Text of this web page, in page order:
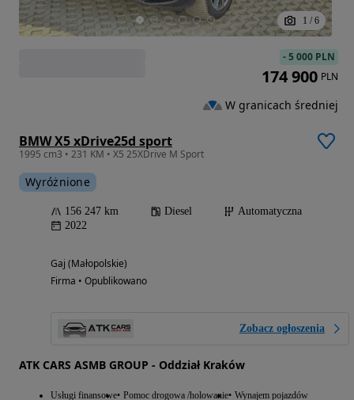
1 / 6
BMW X5 xDrive25d sport
1995 cm3 • 231 KM • X5 25XDrive M Sport
Wyróżnione
156 247 km Diesel
Automatyczna
2022
Gaj (Małopolskie)
Firma • Opublikowano
Zobacz ogłoszenia
ATK CARS ASMB GROUP - Oddział Kraków
Usługi finansowe Pomoc drogowa /holowanie Wynajem pojazdów
-5 000 PLN
174 900 PLN
W granicach średniej